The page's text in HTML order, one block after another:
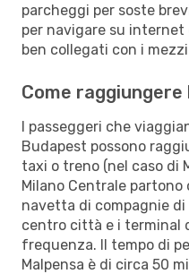
parcheggi per soste
per navigare su
ben collegati con i
Come
I passeggeri che
Budapest possono
taxi o treno (nel caso di
Milano Centrale
navetta di compagnie
centro città e i terminal
frequenza. Il tempo di
Malpensa è di circa 50